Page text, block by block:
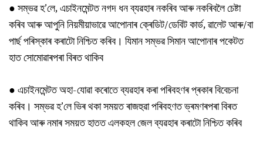
● সম্ভৱ হ’লে, এচাইনমেন্টত নগদ ধন ব্যৱহাৰ নকৰিব আৰু নকৰিবলৈ চেষ্টা
কৰিব আৰু আপুনি নিয়মীয়াভাৱে আপোনাৰ ক্ৰেডিট/ডেবিট কাৰ্ড, ৱালেট আৰু/বা
পাৰ্ছ পৰিস্কাৰ কৰাটো নিশ্চিত কৰিব। যিমান সম্ভৱ সিমান আপোনাৰ পকেটত
হাত সোমোৱাৰপৰা বিৰত থাকিব
●এচাইনমেন্টত অহা-যোৱা কৰোতে ব্যৱহাৰ কৰা পৰিবহণৰ প্ৰকাৰ বিবেচনা
কৰিব। সম্ভৱ হ’লে ভিৰ থকা সময়ত ৰাজহুৱা পৰিবহণত ভ্ৰমণৰপৰা বিৰত
থাকিব আৰু নমাৰ সময়ত হাতত এলকহল জেল ব্যৱহাৰ কৰাটো নিশ্চিত কৰিব